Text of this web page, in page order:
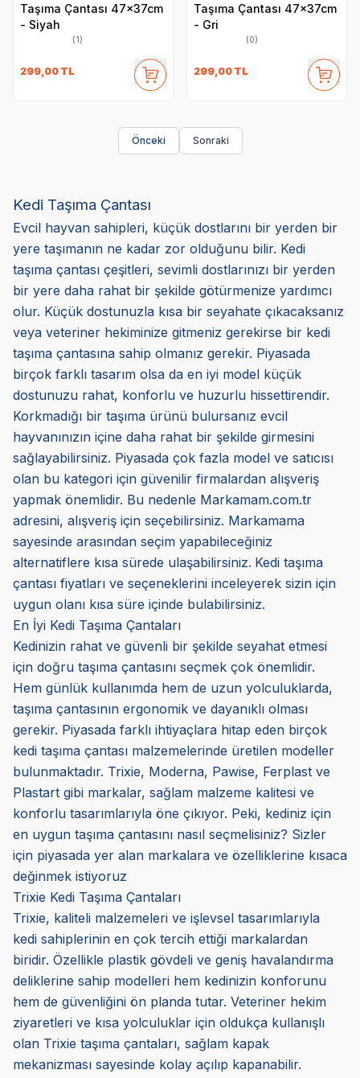
Taşıma Çantası 47x37cm
- Siyah
(1)
299,00 TL
Taşıma Çantası 47x37cm
- Gri
(0)
299,00 TL
Önceki Sonraki
Kedi Taşıma Çantası
Evcil hayvan sahipleri, küçük dostlarını bir yerden bir
yere taşımanın ne kadar zor olduğunu bilir. Kedi
taşıma çantası çeşitleri, sevimli dostlarınızı bir yerden
bir yere daha rahat bir şekilde götürmenize yardımcı
olur. Küçük dostunuzla kısa bir seyahate çıkacaksanız
veya veteriner hekiminize gitmeniz gerekirse bir kedi
taşıma çantasına sahip olmanız gerekir. Piyasada
birçok farklı tasarım olsa da en iyi model küçük
dostunuzu rahat, konforlu ve huzurlu hissettirendir.
Korkmadığı bir taşıma ürünü bulursanız evcil
hayvanınızın içine daha rahat bir şekilde girmesini
sağlayabilirsiniz. Piyasada çok fazla model ve satıcısı
olan bu kategori için güvenilir firmalardan alışveriş
yapmak önemlidir. Bu nedenle Markamam.com.tr
adresini, alışveriş için seçebilirsiniz. Markamama
sayesinde arasından seçim yapabileceğiniz
alternatiflere kısa sürede ulaşabilirsiniz. Kedi taşıma
çantası fiyatları ve seçeneklerini inceleyerek sizin için
uygun olanı kısa süre içinde bulabilirsiniz.
En İyi Kedi Taşıma Çantaları
Kedinizin rahat ve güvenli bir şekilde seyahat etmesi
için doğru taşıma çantasını seçmek çok önemlidir.
Hem günlük kullanımda hem de uzun yolculuklarda,
taşıma çantasının ergonomik ve dayanıklı olması
gerekir. Piyasada farklı ihtiyaçlara hitap eden birçok
kedi taşıma çantası malzemelerinde üretilen modeller
bulunmaktadır. Trixie, Moderna, Pawise, Ferplast ve
Plastart gibi markalar, sağlam malzeme kalitesi ve
konforlu tasarımlarıyla öne çıkıyor. Peki, kediniz için
en uygun taşıma çantasını nasıl seçmelisiniz? Sizler
için piyasada yer alan markalara ve özelliklerine kısaca
değinmek istiyoruz
Trixie Kedi Taşıma Çantaları
Trixie, kaliteli malzemeleri ve işlevsel tasarımlarıyla
kedi sahiplerinin en çok tercih ettiği markalardan
biridir. Özellikle plastik gövdeli ve geniş havalandırma
deliklerine sahip modelleri hem kedinizin konforunu
hem de güvenliğini ön planda tutar. Veteriner hekim
ziyaretleri ve kısa yolculuklar için oldukça kullanışlı
olan Trixie taşıma çantaları, sağlam kapak
mekanizması sayesinde kolay açılıp kapanabilir.